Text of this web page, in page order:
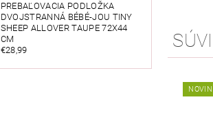
PREBAĽOVACIA PODLOŽKA
DVOJSTRANNÁ BÉBÉ-JOU TINY
SHEEP ALLOVER TAUPE 72X44
CM
€28,99